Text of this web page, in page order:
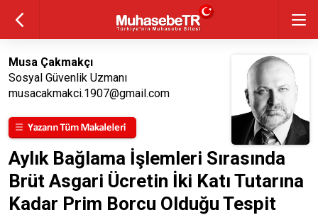
Musa Çakmakçı
Sosyal Güvenlik Uzmanı
musacakmakci.1907@gmail.com
Aylık Bağlama İşlemleri Sırasında
Brüt Asgari Ücretin İki Katı Tutarına
Kadar Prim Borcu Olduğu Tespit